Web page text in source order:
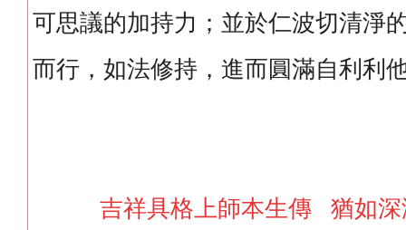
可思議的加持力；並於仁波切清淨
而行，如法修持，進而圓滿自利利
吉祥具格上師本生傳 猶如深